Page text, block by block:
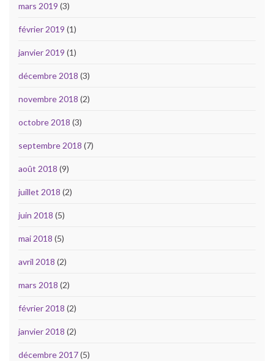
mars 2019 (3)
février 2019 (1)
janvier 2019 (1)
décembre 2018 (3)
novembre 2018 (2)
octobre 2018 (3)
septembre 2018 (7)
août 2018 (9)
juillet 2018 (2)
juin 2018 (5)
mai 2018 (5)
avril 2018 (2)
mars 2018 (2)
février 2018 (2)
janvier 2018 (2)
décembre 2017(5)